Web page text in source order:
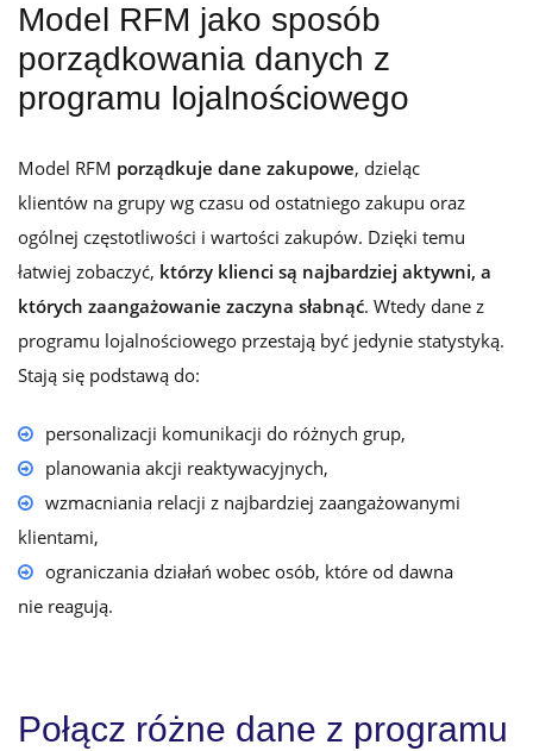
Model RFM jako sposób
porządkowania danych z
programu lojalnościowego
Model RFM porządkuje dane zakupowe, dzieląc
klientów na grupy wg czasu od ostatniego zakupu oraz
ogólnej częstotliwości i wartości zakupów. Dzięki temu
łatwiej zobaczyć, którzy klienci są najbardziej aktywni, a
których zaangażowanie zaczyna słabnąć. Wtedy dane z
programu lojalnościowego przestają być jedynie statystyką.
Stają się podstawą do:
personalizacji komunikacji do różnych grup,
planowania akcji reaktywacyjnych,
wzmacniania relacji z najbardziej zaangażowanymi
klientami,
ograniczania działań wobec osób, które od dawna
nie reagują.
Połącz różne dane z programu